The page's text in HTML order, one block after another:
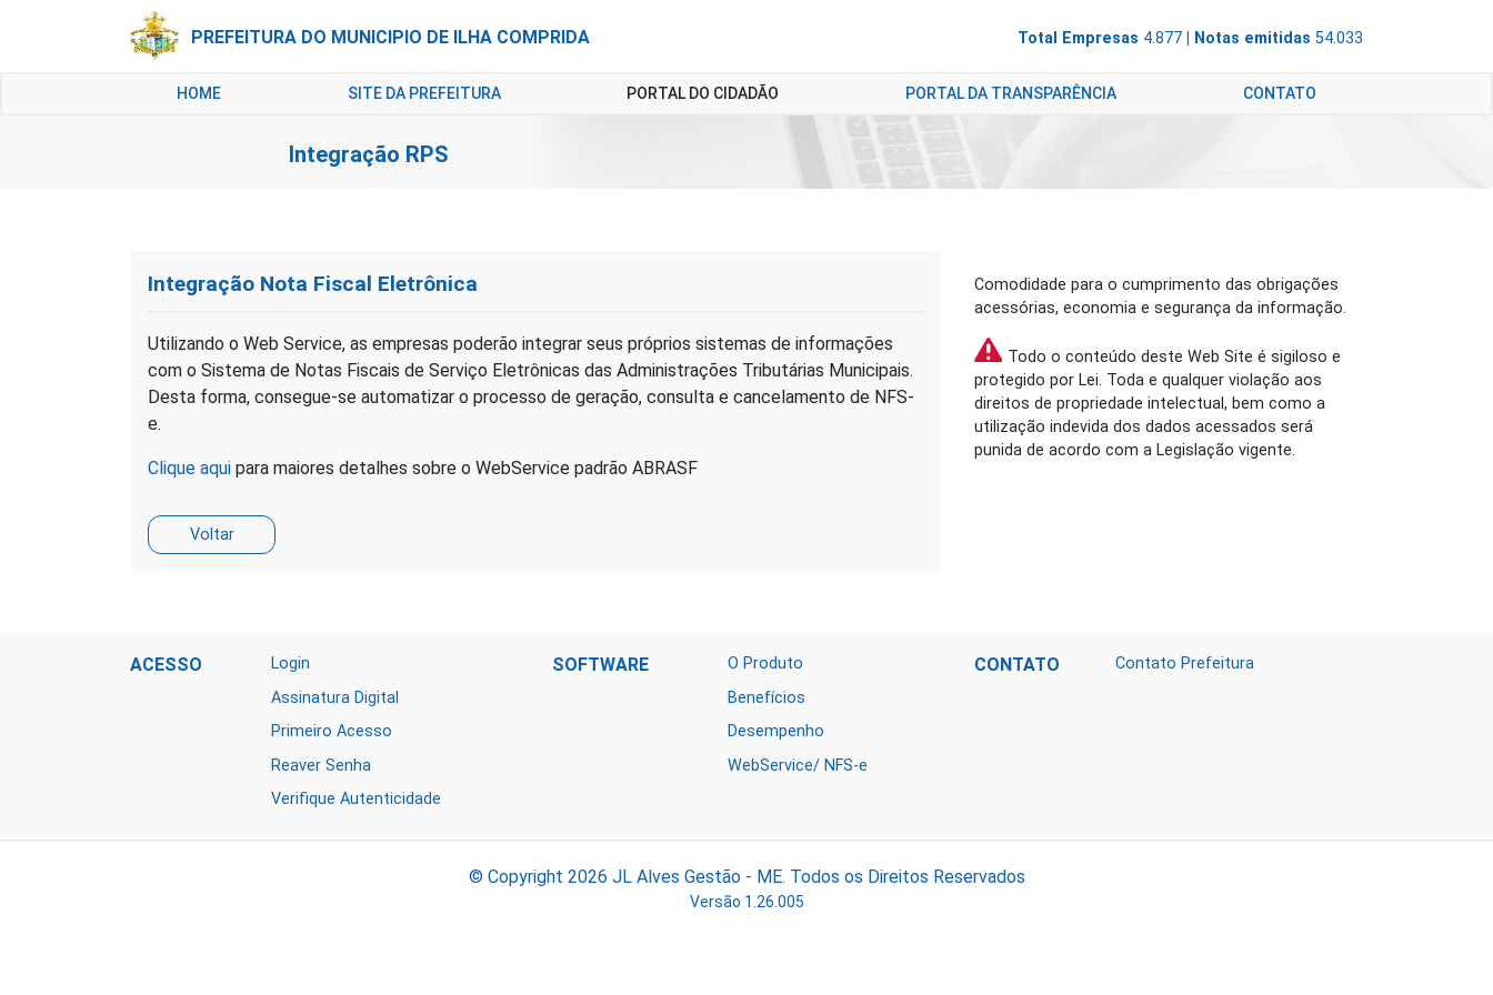
PREFEITURA DO MUNICIPIO DE ILHA COMPRIDA Total Empresas 4.877 | Notas emitidas 54.033
HOME SITE DA PREFEITURA PORTAL DO CIDADÃO PORTAL DA TRANSPARÊNCIA CONTATO
Integração RPS
Integração Nota Fiscal Eletrônica
Utilizando o Web Service, as empresas poderão integrar seus próprios sistemas de informações
com o Sistema de Notas Fiscais de Serviço Eletrônicas das Administrações Tributárias Municipais.
Desta forma, consegue-se automatizar o processo de geração, consulta e cancelamento de NFS-
e.
Clique aqui para maiores detalhes sobre o WebService padrão ABRASF
Comodidade para o cumprimento das obrigações
acessórias, economia e segurança da informação.
Todo o conteúdo deste Web Site é sigiloso e
protegido por Lei. Toda e qualquer violação aos
direitos de propriedade intelectual, bem como a
utilização indevida dos dados acessados será
punida de acordo com a Legislação vigente.
ACESSO
Login
Assinatura Digital
Primeiro Acesso
Reaver Senha
Verifique Autenticidade
SOFTWARE
O Produto
Benefícios
Desempenho
WebService/ NFS-e
CONTATO Contato Prefeitura
© Copyright 2026 JL Alves Gestão - ME. Todos os Direitos Reservados
Versão 1.26.005